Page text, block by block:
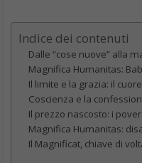
Indice dei contenuti
Dalle “cose nuove” alla
Magnifica Humanitas:
Il limite e la grazia: il
Coscienza e la
Il prezzo nascosto: i
Magnifica Humanitas:
Il Magnificat, chiave di